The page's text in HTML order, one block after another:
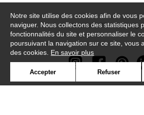
Accueil›Tissus›
Notre site utilise des cookies afin de vous
naviguer. Nous collectons des statistiques
fonctionnalités du site et personnaliser le
poursuivant la navigation sur ce site, vous
des cookies. En savoir plus
Accepter Refuser